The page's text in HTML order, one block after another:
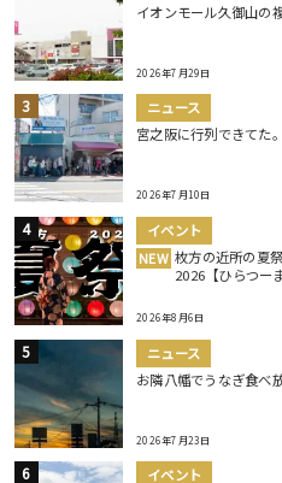
イオンモール久御山の
2026年7月29日
ニュース
宮之阪に行列できてた
2026年7月10日
イベント
NEW 枚方の近所の夏
2026【ひらつー
2026年8月6日
ニュース
お隣八幡でうなぎ食べ
2026年7月23日
イベント